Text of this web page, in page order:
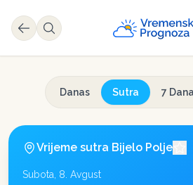
Danas Sutra 7 Dana
Vrijeme sutra Bijelo Polje
Subota, 8. Avgust